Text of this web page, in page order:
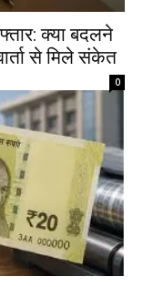
क्या बदलने
से मिले संकेत
0